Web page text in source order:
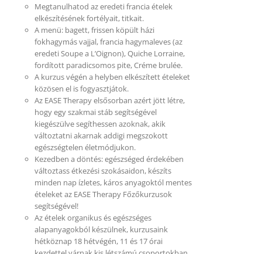
Megtanulhatod az eredeti francia ételek
elkészítésének fortélyait, titkait.
A menü: bagett, frissen köpült házi
fokhagymás vajjal, francia hagymaleves (az
eredeti Soupe a L’Oignon), Quiche Lorraine,
fordított paradicsomos pite, Créme brulée.
A kurzus végén a helyben elkészített ételeket
közösen el is fogyasztjátok.
Az EASE Therapy elsősorban azért jött létre,
hogy egy szakmai stáb segítségével
kiegészülve segíthessen azoknak, akik
változtatni akarnak addigi megszokott
egészségtelen életmódjukon.
Kezedben a döntés: egészséged érdekében
változtass étkezési szokásaidon, készíts
minden nap ízletes, káros anyagoktól mentes
ételeket az EASE Therapy Főzőkurzusok
segítségével!
Az ételek organikus és egészséges
alapanyagokból készülnek, kurzusaink
hétköznap 18 hétvégén, 11 és 17 órai